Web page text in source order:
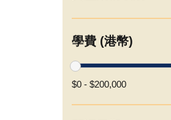
學費 (港幣)
$0 - $200,000